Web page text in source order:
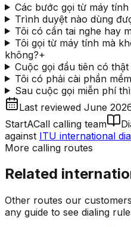
Các bước gọi từ máy tính
Trình duyệt nào dùng
Tôi có cần tai nghe hay
Tôi gọi từ máy tính mà
không?+
Cuộc gọi đầu tiên có
Tôi có phải cài phần
Sau cuộc gọi miễn phí
Last reviewed June
StartACall calling team
against ITU international
More calling routes
Related
Other routes our
any guide to see dialing